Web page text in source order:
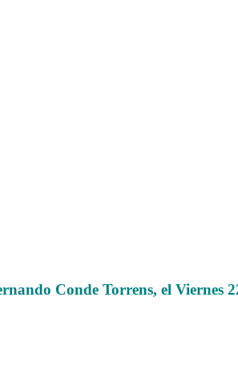
Conde Torrens, el Viernes